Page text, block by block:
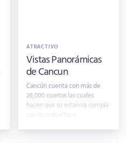
ATRACTIVO
Vistas Panorámicas
de Cancun
Cancún cuenta con más de
26,000 cuartos las cuales
hacen que su estancia cumpla
con las más altas e